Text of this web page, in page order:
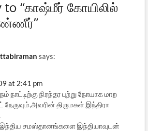
to “காஷ்மீர் கோயிலில்
says:
at 2:41 pm
நாட்டிற்கு நிரந்தர புற்று நோயாக மாற
திருமகள் இந்திரா
சமஸ்தானங்களை இந்தியாவுடன்